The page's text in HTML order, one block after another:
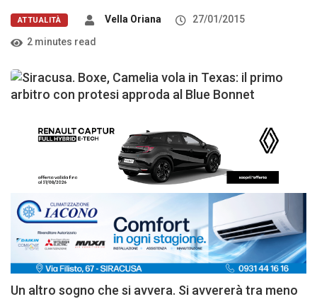
ATTUALITÀ Vella Oriana
27/01/2015
2 minutes read
Un altro sogno che si avvera. Si avvererà tra meno